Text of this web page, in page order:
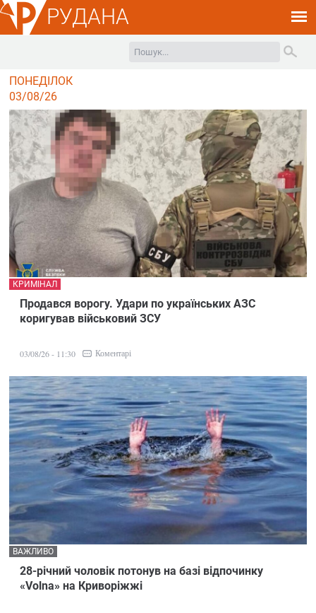
РУДАНА
ПОНЕДІЛОК
03/08/26
Продався ворогу. Удари по українських АЗС
коригував військовий ЗСУ
КРИМІНАЛ
03/08/26 - 11:30 Коментарі
28-річний чоловік потонув на базі відпочинку
«Volna» на Криворіжжі
ВАЖЛИВО